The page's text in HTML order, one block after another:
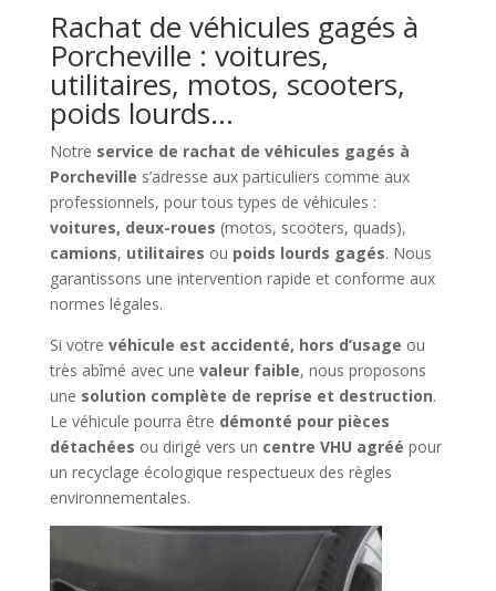
Rachat de véhicules gagés à
Porcheville : voitures,
utilitaires, motos, scooters,
poids lourds…
Notre service de rachat de véhicules gagés à
Porcheville s’adresse aux particuliers comme aux
professionnels, pour tous types de véhicules :
voitures, deux-roues (motos, scooters, quads),
camions, utilitaires ou poids lourds gagés. Nous
garantissons une intervention rapide et conforme aux
normes légales.
Si votre véhicule est accidenté, hors d’usage ou
très abîmé avec une valeur faible, nous proposons
une solution complète de reprise et destruction.
Le véhicule pourra être démonté pour pièces
détachées ou dirigé vers un centre VHU agréé pour
un recyclage écologique respectueux des règles
environnementales.